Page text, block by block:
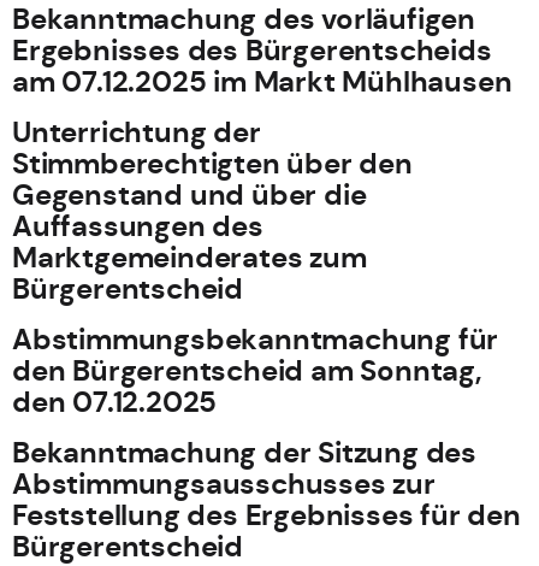
Bekanntmachung des vorläufigen
Ergebnisses des Bürgerentscheids
am 07.12.2025 im Markt Mühlhausen
Unterrichtung der
Stimmberechtigten über den
Gegenstand und über die
Auffassungen des
Marktgemeinderates zum
Bürgerentscheid
Abstimmungsbekanntmachung für
den Bürgerentscheid am Sonntag,
den 07.12.2025
Bekanntmachung der Sitzung des
Abstimmungsausschusses zur
Feststellung des Ergebnisses für den
Bürgerentscheid